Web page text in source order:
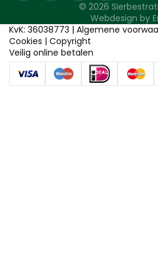
© 2026
Webdesign by
KvK: 36038773 | Algemene
Cookies | Copyright
Veilig online betalen